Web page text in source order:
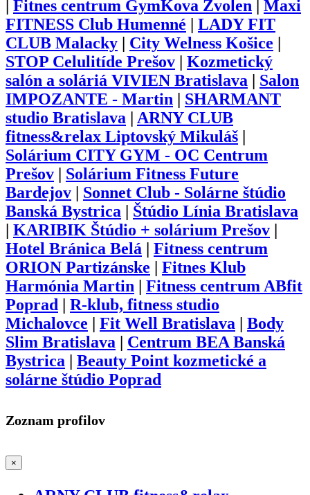
Fitnes centrum GymKova Zvolen
Maxi
FITNESS Club Humenné
LADY FIT
CLUB Malacky
City Welness Košice
STOP Celulitíde Prešov
Kozmetický
salón a soláriá VIVIEN Bratislava
Salon
IMPOZANTE - Martin
SHARMANT
studio Bratislava
ARNY CLUB
fitness&relax Liptovský Mikuláš
Solárium CITY GYM - OC Centrum
Prešov
Solárium Fitness Future
Bardejov
Sonnet Club - Solárne štúdio
Banská Bystrica
Štúdio Línia Bratislava
KARIBIK Štúdio + solárium Prešov
Hotel Bránica Belá
Fitness centrum
ORION Partizánske
Fitnes Klub
Harmónia Martin
Fitness centrum ABfit
Poprad
R-klub, fitness studio
Michalovce
Fit Well Bratislava
Body
Slim Bratislava
Centrum BEA Banská
Bystrica
Beauty Point kozmetické a
solárne štúdio Poprad
Zoznam profilov
×